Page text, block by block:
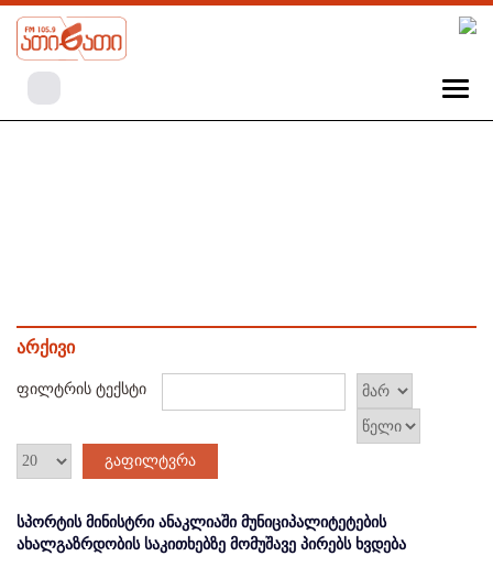
არქივი
ფილტრის ტექსტი
გაფილტვრა
სპორტის მინისტრი ანაკლიაში მუნიციპალიტეტების
ახალგაზრდობის საკითხებზე მომუშავე პირებს ხვდება